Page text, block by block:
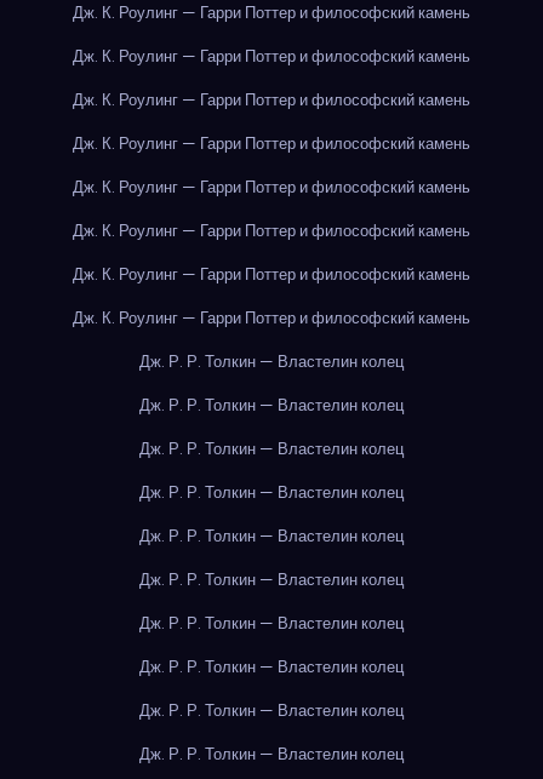
Дж. К. Роулинг — Гарри Поттер и философский камень
Дж. К. Роулинг — Гарри Поттер и философский камень
Дж. К. Роулинг — Гарри Поттер и философский камень
Дж. К. Роулинг — Гарри Поттер и философский камень
Дж. К. Роулинг — Гарри Поттер и философский камень
Дж. К. Роулинг — Гарри Поттер и философский камень
Дж. К. Роулинг — Гарри Поттер и философский камень
Дж. К. Роулинг — Гарри Поттер и философский камень
Дж. Р. Р. Толкин — Властелин колец
Дж. Р. Р. Толкин — Властелин колец
Дж. Р. Р. Толкин — Властелин колец
Дж. Р. Р. Толкин — Властелин колец
Дж. Р. Р. Толкин — Властелин колец
Дж. Р. Р. Толкин — Властелин колец
Дж. Р. Р. Толкин — Властелин колец
Дж. Р. Р. Толкин — Властелин колец
Дж. Р. Р. Толкин — Властелин колец
Дж. Р. Р. Толкин — Властелин колец